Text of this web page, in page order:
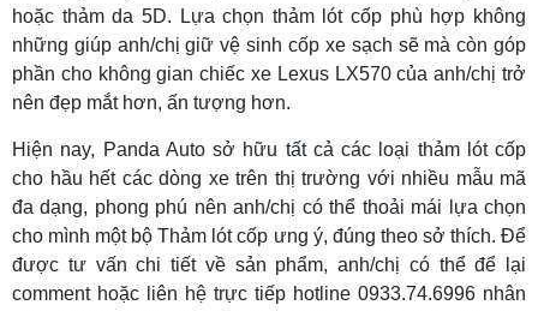
hoặc thảm da 5D. Lựa chọn thảm lót cốp phù hợp không
những giúp anh/chị giữ vệ sinh cốp xe sạch sẽ mà còn góp
phần cho không gian chiếc xe Lexus LX570 của anh/chị trở
nên đẹp mắt hơn, ấn tượng hơn.
Hiện nay, Panda Auto sở hữu tất cả các loại thảm lót cốp
cho hầu hết các dòng xe trên thị trường với nhiều mẫu mã
đa dạng, phong phú nên anh/chị có thể thoải mái lựa chọn
cho mình một bộ Thảm lót cốp ưng ý, đúng theo sở thích. Để
được tư vấn chi tiết về sản phẩm, anh/chị có thể để lại
comment hoặc liên hệ trực tiếp hotline 0933.74.6996 nhân